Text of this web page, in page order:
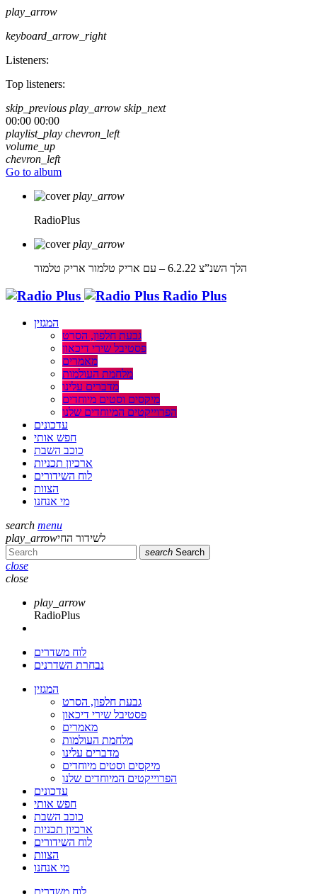
play_arrow
keyboard_arrow_right
Listeners:
Top listeners:
skip_previous play_arrow skip_next
00:00 00:00
playlist_play chevron_left
volume_up
chevron_left
Go to album
play_arrow
RadioPlus
play_arrow
הלך השנ”צ 6.2.22 – עם אריק טלמור
אריק טלמור
Radio Plus
המגזין
גבעת חלפון, הסרט
פסטיבל שירי דיכאון
מאמרים
מלחמת העולמות
מדברים עלינו
מיקסים וסטים מיוחדים
הפרוייקטים המיוחדים שלנו
עדכונים
חפש אותי
כוכב השבת
ארכיון תכניות
לוח השידורים
הצוות
מי אנחנו
search menu
play_arrowלשידור החי
search Search
close
close
play_arrow
RadioPlus
לוח משדרים
נבחרת השדרנים
המגזין
גבעת חלפון, הסרט
פסטיבל שירי דיכאון
מאמרים
מלחמת העולמות
מדברים עלינו
מיקסים וסטים מיוחדים
הפרוייקטים המיוחדים שלנו
עדכונים
חפש אותי
כוכב השבת
ארכיון תכניות
לוח השידורים
הצוות
מי אנחנו